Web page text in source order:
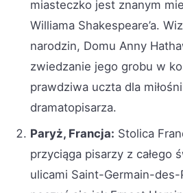
miasteczko jest znanym
Williama Shakespeare’a.
narodzin, Domu Anny
zwiedzanie jego grobu w
prawdziwa uczta dla
dramatopisarza.
Paryż, Francja: Stolica
przyciąga pisarzy z całego
ulicami Saint-Germain-